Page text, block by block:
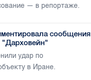
— в репортаже.
сообщения
удар по
в Иране.